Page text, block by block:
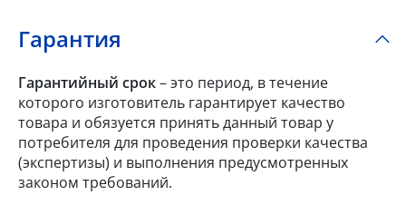
Гарантия
Гарантийный срок– это период, в течение
которого изготовитель гарантирует качество
товара и обязуется принять данный товар у
потребителя для проведения проверки качества
(экспертизы) и выполнения предусмотренных
законом требований.